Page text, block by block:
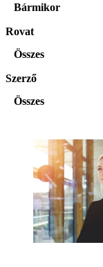
Bármikor
Rovat
Összes
Szerző
Összes